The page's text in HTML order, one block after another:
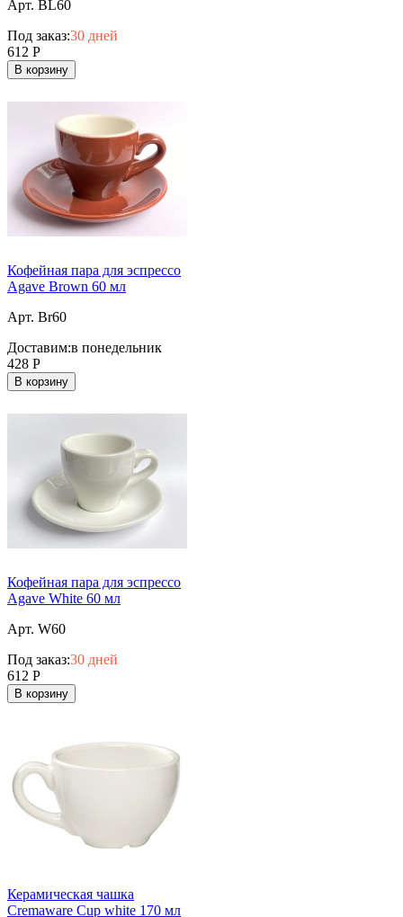
Арт. BL60
Под заказ:30 дней
612 Р
В корзину
Кофейная пара для эспрессо
Agave Brown 60 мл
Арт. Br60
Доставим:в понедельник
428 Р
В корзину
Кофейная пара для эспрессо
Agave White 60 мл
Арт. W60
Под заказ:30 дней
612 Р
В корзину
Керамическая чашка
Cremaware Cup white 170 мл